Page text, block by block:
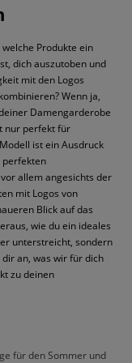
Produkte ein
dich auszutoben und
mit den Logos
Wenn ja,
Damengarderobe
nur perfekt für
ist ein Ausdruck
perfekten
allem angesichts der
mit Logos von
Blick auf das
wie du ein ideales
unterstreicht, sondern
an, was wir für dich
zu deinen
für den Sommer und